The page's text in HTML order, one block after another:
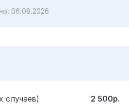
06.08.2026
случаев) 2 500р.